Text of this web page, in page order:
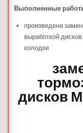
Выполненные
произведена
выработкой
колодки
дисков